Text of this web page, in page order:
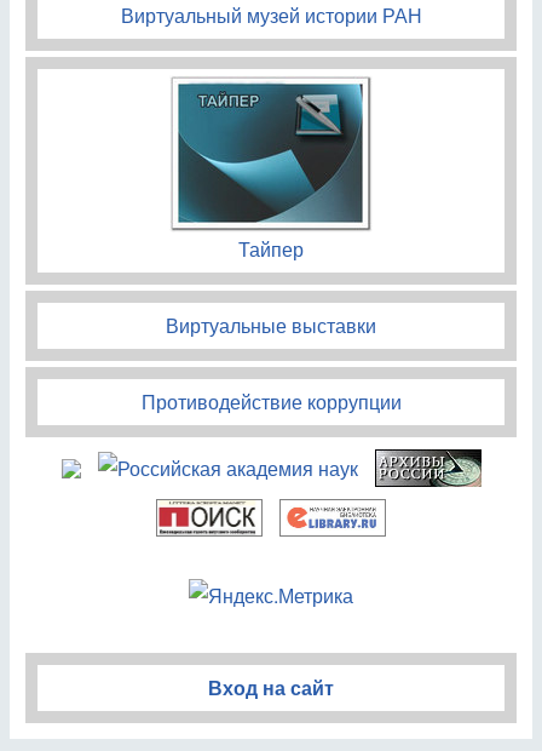
Виртуальный музей истории РАН
Тайпер
Виртуальные выставки
Противодействие коррупции
Вход на сайт